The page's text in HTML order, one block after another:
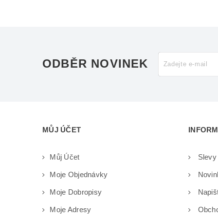
ODBĚR NOVINEK
MŮJ ÚČET
Můj Účet
Moje Objednávky
Moje Dobropisy
Moje Adresy
Slevy